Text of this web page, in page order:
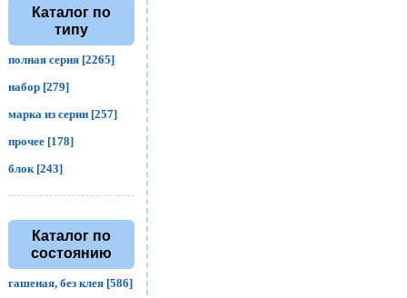
Каталог по
типу
полная серия [2265]
набор [279]
марка из серии [257]
прочее [178]
блок [243]
Каталог по
состоянию
гашеная, без клея [586]